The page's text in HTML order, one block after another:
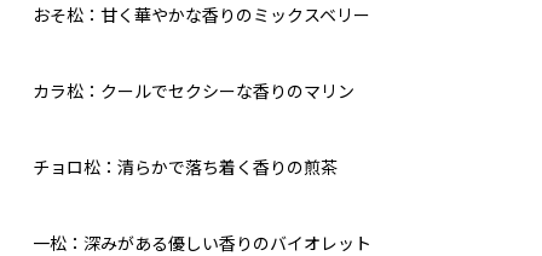
おそ松：甘く華やかな香りのミックスベリー
カラ松：クールでセクシーな香りのマリン
チョロ松：清らかで落ち着く香りの煎茶
一松：深みがある優しい香りのバイオレット